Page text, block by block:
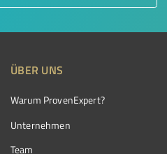
ÜBER UNS
Warum ProvenExpert?
Unternehmen
Team